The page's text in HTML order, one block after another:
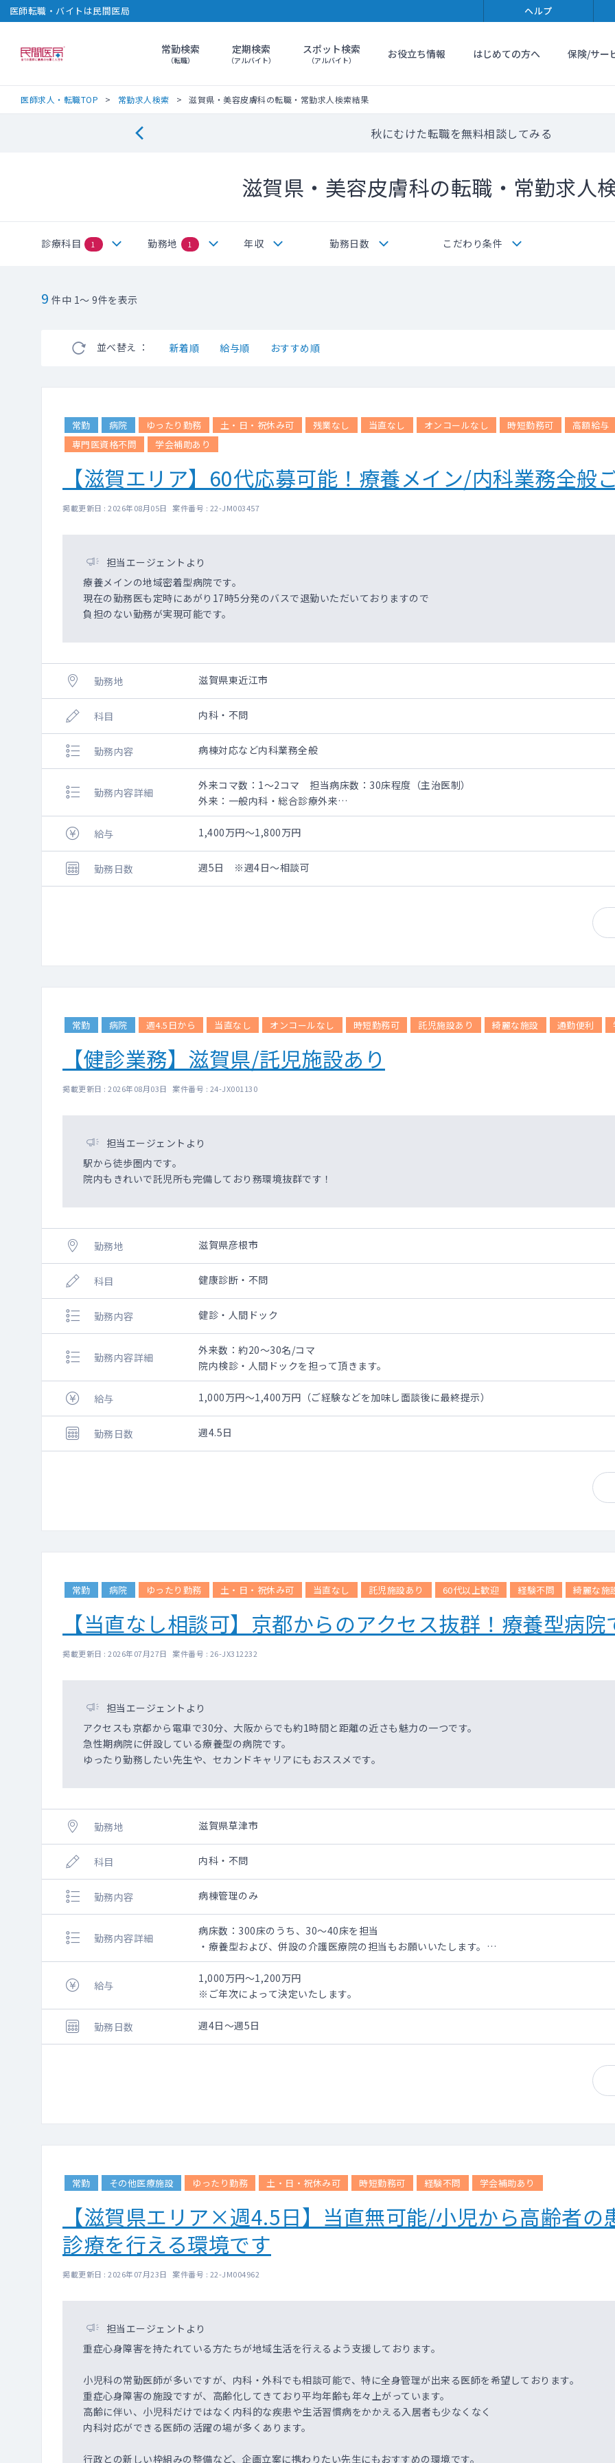
医師転職・バイトは民間医局 ヘルプ
民間医局常勤検索
（転職）
定期検索
（アルバイト）
スポット検索
（アルバイト） お役立ち情報 はじめての方へ 保険/サー
医師求人・転職TOP 常勤求人検索 滋賀県・美容皮膚科の転職・常勤求人検索結果
秋にむけた転職を無料相談してみる
滋賀県・美容皮膚科の転職・常勤求人
診療科目 1 勤務地 1 年収 勤務日数 こだわり条件
9 件中 1～ 9件を表示
並べ替え ： 新着順 給与順 おすすめ順
常勤 病院 ゆったり勤務 土・日・祝休み可 残業なし 当直なし オンコールなし 時短勤務可 高額給与
専門医資格不問
学会補助あり
【滋賀エリア】60代応募可能！療養メイン/内科業務全般
掲載更新日 : 2026年08月05日 案件番号 : 22-JM003457
担当エージェントより
療養メインの地域密着型病院です。
現在の勤務医も定時にあがり17時5分発のバスで退勤いただいておりますので
負担のない勤務が実現可能です。
勤務地 滋賀県東近江市
科目 内科・不問
勤務内容 病棟対応など内科業務全般
勤務内容詳細
外来コマ数：1～2コマ 担当病床数：30床程度（主治医制）
外来：一般内科・総合診療外来
外来数：20名程度
外来コマ数：1～2コマ
担当病床数：30床程度（主治医制）
給与 1,400万円～1,800万円
勤務日数 週5日 ※週4日～相談可
常勤 病院 週4.5日から 当直なし オンコールなし 時短勤務可 託児施設あり 綺麗な施設 通勤便利
【健診業務】滋賀県/託児施設あり
掲載更新日 : 2026年08月03日 案件番号 : 24-JX001130
担当エージェントより
駅から徒歩圏内です。
院内もきれいで託児所も完備しており務環境抜群です！
勤務地 滋賀県彦根市
科目 健康診断・不問
勤務内容 健診・人間ドック
勤務内容詳細
外来数：約20～30名/コマ
院内検診・人間ドックを担って頂きます。
給与 1,000万円～1,400万円（ご経験などを加味し面談後に最終提示）
勤務日数 週4.5日
常勤 病院 ゆったり勤務 土・日・祝休み可 当直なし 託児施設あり 60代以上歓迎 経験不問 綺麗な施
【当直なし相談可】京都からのアクセス抜群！療養型病院
掲載更新日 : 2026年07月27日 案件番号 : 26-JX312232
担当エージェントより
アクセスも京都から電車で30分、大阪からでも約1時間と距離の近さも魅力の一つです。
急性期病院に併設している療養型の病院です。
ゆったり勤務したい先生や、セカンドキャリアにもおススメです。
勤務地 滋賀県草津市
科目 内科・不問
勤務内容 病棟管理のみ
勤務内容詳細
病床数：300床のうち、30～40床を担当
・療養型および、併設の介護医療院の担当もお願いいたします。
・療養病棟199床、介護医療院が100床です。
・看取りも発生いたします。
給与
1,000万円～1,200万円
※ご年次によって決定いたします。
勤務日数 週4日～週5日
常勤 その他医療施設 ゆったり勤務 土・日・祝休み可 時短勤務可 経験不問 学会補助あり
【滋賀県エリア×週4.5日】当直無可能/小児から高齢者の
診療を行える環境です
掲載更新日 : 2026年07月23日 案件番号 : 22-JM004962
担当エージェントより
重症心身障害を持たれている方たちが地域生活を行えるよう支援しております。
小児科の常勤医師が多いですが、内科・外科でも相談可能で、特に全身管理が出来る医師を希望しております。
重症心身障害の施設ですが、高齢化してきており平均年齢も年々上がっています。
高齢に伴い、小児科だけではなく内科的な疾患や生活習慣病をかかえる入居者も少なくなく
内科対応ができる医師の活躍の場が多くあります。
行政との新しい枠組みの整備など、企画立案に携わりたい先生にもおすすめの環境です。